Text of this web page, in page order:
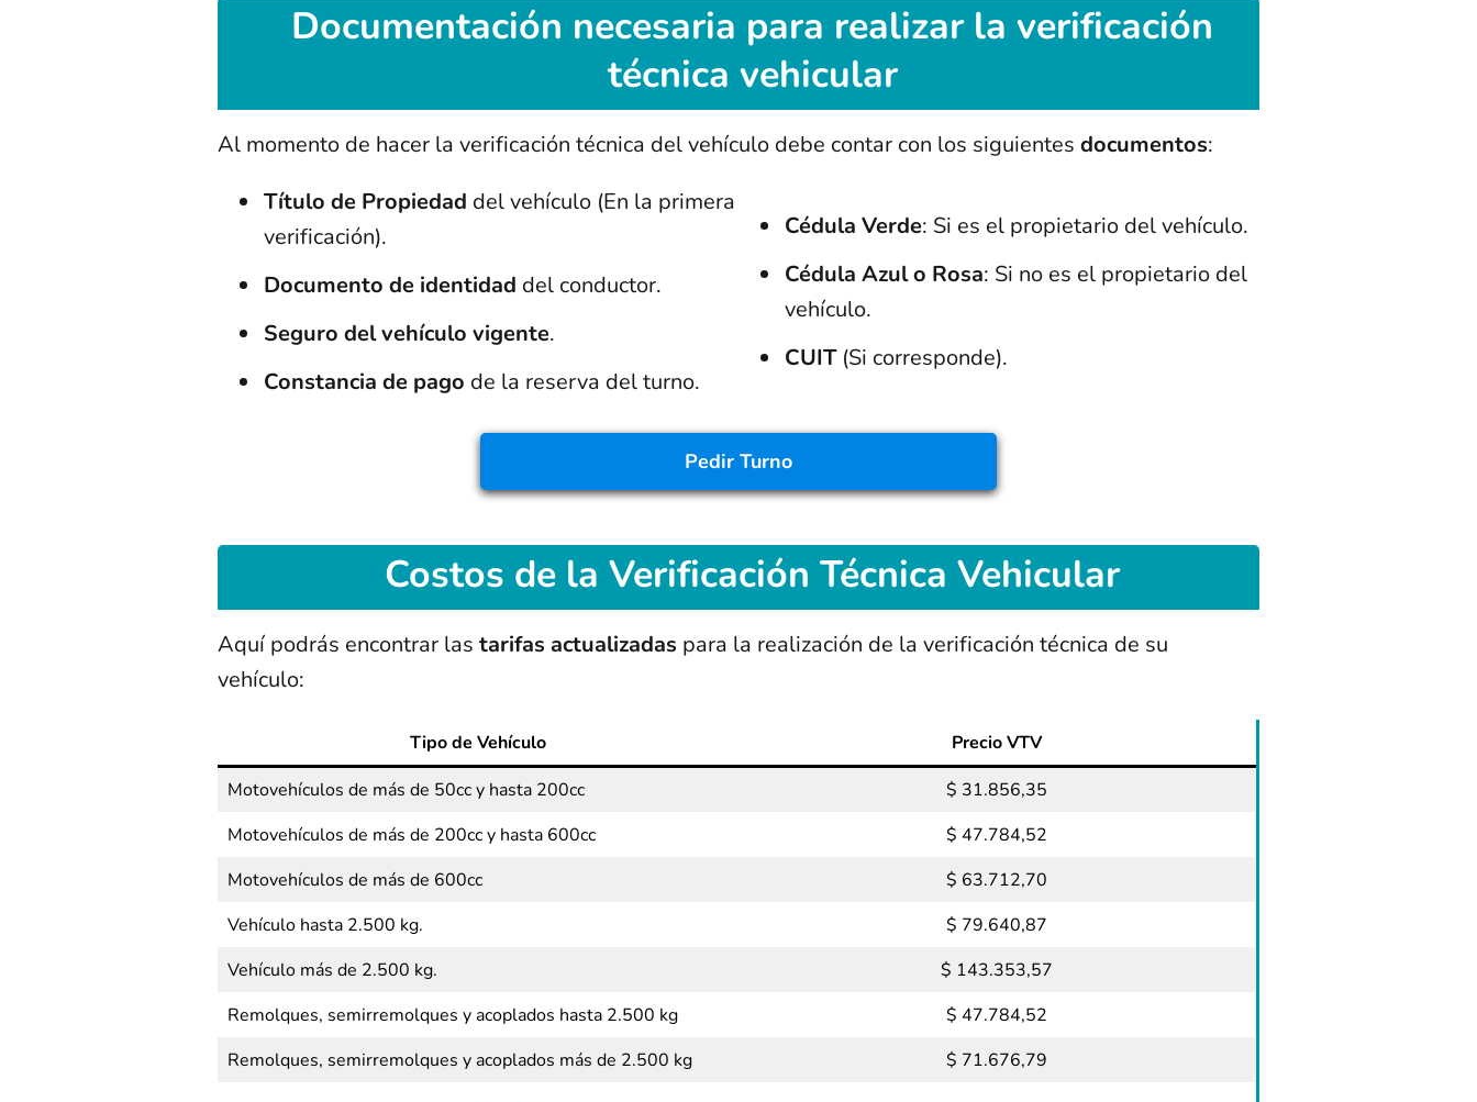
Documentación necesaria para realizar la verificación
técnica vehicular
Al momento de hacer la verificación técnica del vehículo debe contar con los siguientes documentos:
Título de Propiedad del vehículo (En la primera
verificación).
Documento de identidad del conductor.
Seguro del vehículo vigente.
Constancia de pago de la reserva del turno.
Cédula Verde: Si es el propietario del vehículo.
Cédula Azul o Rosa: Si no es el propietario del
vehículo.
CUIT(Si corresponde).
Pedir Turno
Costos de la Verificación Técnica Vehicular
Aquí podrás encontrar las tarifas actualizadas para la realización de la verificación técnica de su
vehículo:
Tipo de Vehículo
Precio VTV
Motovehículos de más de 50cc y hasta 200cc
$ 31.856,35
Motovehículos de más de 200cc y hasta 600cc
$ 47.784,52
Motovehículos de más de 600cc
$ 63.712,70
Vehículo hasta 2.500 kg.
$ 79.640,87
Vehículo más de 2.500 kg.
$ 143.353,57
Remolques, semirremolques y acoplados hasta 2.500 kg
$ 47.784,52
Remolques, semirremolques y acoplados más de 2.500 kg
$ 71.676,79